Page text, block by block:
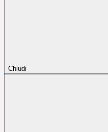
Chiudi